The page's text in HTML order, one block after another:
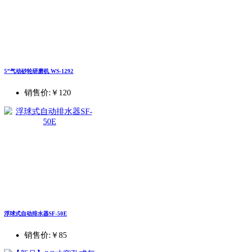
5”气动砂轮研磨机 WS-1292
销售价: ￥120
浮球式自动排水器SF-50E
销售价: ￥85